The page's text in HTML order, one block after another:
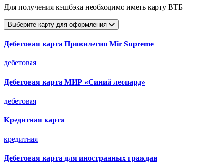
Для получения кэшбэка необходимо иметь карту ВТБ
Выберите карту для оформления
Дебетовая карта Привилегия Mir Supreme
дебетовая
Дебетовая карта МИР «Синий леопард»
дебетовая
Кредитная карта
кредитная
Дебетовая карта для иностранных граждан